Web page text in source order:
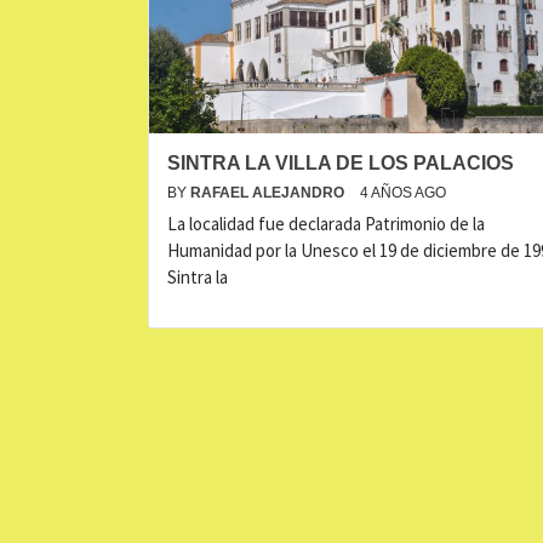
SINTRA LA VILLA DE LOS PALACIOS
BY RAFAEL ALEJANDRO 4 AÑOS AGO
La localidad fue declarada Patrimonio de la
Humanidad por la Unesco el 19 de diciembre de
Sintra la